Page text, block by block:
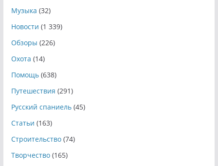
Музыка (32)
Новости (1 339)
Обзоры (226)
Охота (14)
Помощь(638)
Путешествия (291)
Русский спаниель(45)
Статьи (163)
Строительство(74)
Творчество(165)